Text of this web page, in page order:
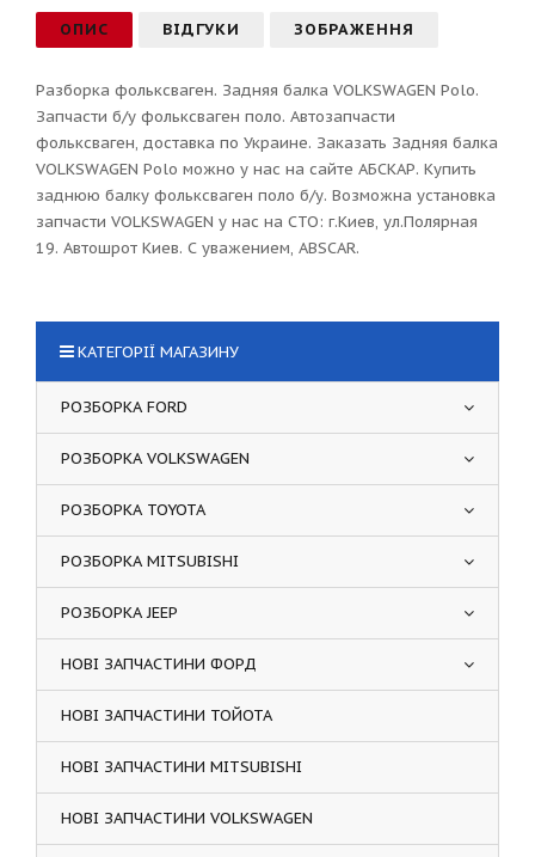
ОПИС ВІДГУКИ ЗОБРАЖЕННЯ
Разборка фольксваген. Задняя балка VOLKSWAGEN Polo.
Запчасти б/у фольксваген поло. Автозапчасти
фольксваген, доставка по Украине. Заказать Задняя балка
VOLKSWAGEN Polo можно у нас на сайте АБСКАР. Купить
заднюю балку фольксваген поло б/у. Возможна установка
запчасти VOLKSWAGEN у нас на СТО: г.Киев, ул.Полярная
19. Автошрот Киев. С уважением, ABSCAR.
КАТЕГОРІЇ МАГАЗИНУ
РОЗБОРКА FORD
РОЗБОРКА VOLKSWAGEN
РОЗБОРКА TOYOTA
РОЗБОРКА MITSUBISHI
РОЗБОРКА JEEP
НОВІ ЗАПЧАСТИНИ ФОРД
НОВІ ЗАПЧАСТИНИ ТОЙОТА
НОВІ ЗАПЧАСТИНИ MITSUBISHI
НОВІ ЗАПЧАСТИНИ VOLKSWAGEN